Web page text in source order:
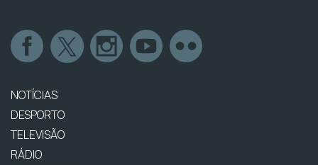
NOTÍCIAS
DESPORTO
TELEVISÃO
RÁDIO